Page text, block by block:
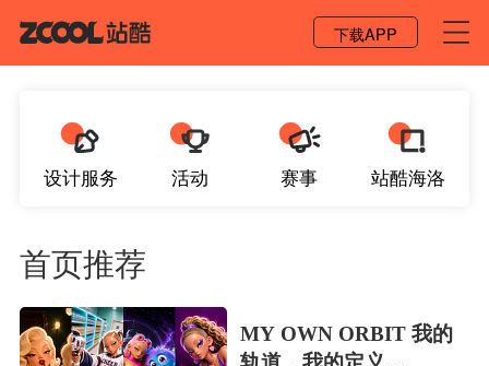
下载APP
设计服务 活动 赛事 站酷海洛
首页推荐
MY OWN ORBIT 我的